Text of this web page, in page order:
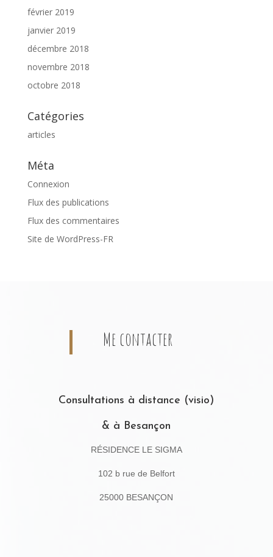
février 2019
janvier 2019
décembre 2018
novembre 2018
octobre 2018
Catégories
articles
Méta
Connexion
Flux des publications
Flux des commentaires
Site de WordPress-FR
Me contacter
Consultations à distance (visio)
& à Besançon
RÉSIDENCE LE SIGMA
102 b rue de Belfort
25000 BESANÇON